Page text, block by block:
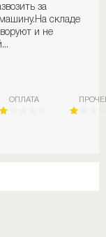
за
складе
и не
ОПЛАТА